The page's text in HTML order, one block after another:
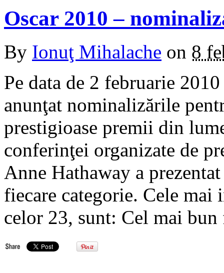
Oscar 2010 –
By Ionuţ Mihalache on 8
Pe data de 2 februarie
anunţat nominalizările
prestigioase premii din
conferinţei organizate de
Anne Hathaway a
fiecare categorie. Cele
celor 23, sunt: Cel mai